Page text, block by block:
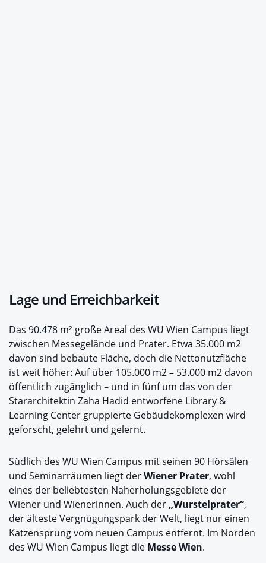
Lage und Erreichbarkeit
Das 90.478 m² große Areal des WU Wien Campus liegt
zwischen Messegelände und Prater. Etwa 35.000 m2
davon sind bebaute Fläche, doch die Nettonutzfläche
ist weit höher: Auf über 105.000 m2 – 53.000 m2 davon
öffentlich zugänglich – und in fünf um das von der
Stararchitektin Zaha Hadid entworfene Library &
Learning Center gruppierte Gebäudekomplexen wird
geforscht, gelehrt und gelernt.
Südlich des WU Wien Campus mit seinen 90 Hörsälen
und Seminarräumen liegt derWiener Prater, wohl
eines der beliebtesten Naherholungsgebiete der
Wiener und Wienerinnen. Auch der „Wurstelprater“,
der älteste Vergnügungspark der Welt, liegt nur einen
Katzensprung vom neuen Campus entfernt. Im Norden
des WU Wien Campus liegt die Messe Wien.